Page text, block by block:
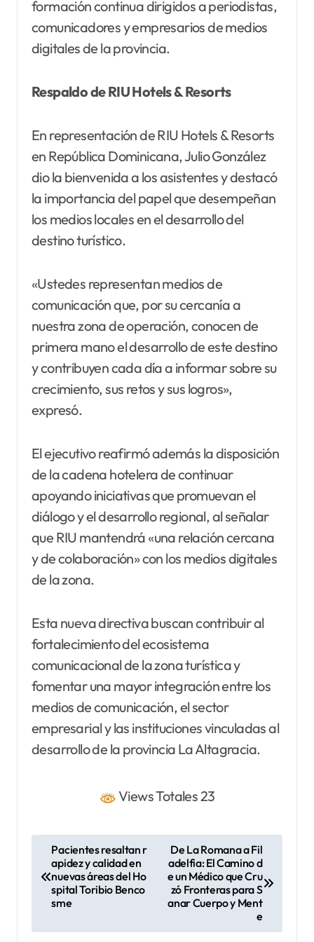
formación continua dirigidos a periodistas,
comunicadores y empresarios de medios
digitales de la provincia.
Respaldo de RIU Hotels & Resorts
En representación de RIU Hotels & Resorts
en República Dominicana, Julio González
dio la bienvenida a los asistentes y destacó
la importancia del papel que desempeñan
los medios locales en el desarrollo del
destino turístico.
«Ustedes representan medios de
comunicación que, por su cercanía a
nuestra zona de operación, conocen de
primera mano el desarrollo de este destino
y contribuyen cada día a informar sobre su
crecimiento, sus retos y sus logros»,
expresó.
El ejecutivo reafirmó además la disposición
de la cadena hotelera de continuar
apoyando iniciativas que promuevan el
diálogo y el desarrollo regional, al señalar
que RIU mantendrá «una relación cercana
y de colaboración» con los medios digitales
de la zona.
Esta nueva directiva buscan contribuir al
fortalecimiento del ecosistema
comunicacional de la zona turística y
fomentar una mayor integración entre los
medios de comunicación, el sector
empresarial y las instituciones vinculadas al
desarrollo de la provincia La Altagracia.
Views Totales 23
Pacientes resaltan r
apidez y calidad en
nuevas áreas del Ho
spital Toribio Benco
sme
De La Romana a Fil
adelfia: El Camino d
e un Médico que Cru
zó Fronteras para S
anar Cuerpo y Ment
e